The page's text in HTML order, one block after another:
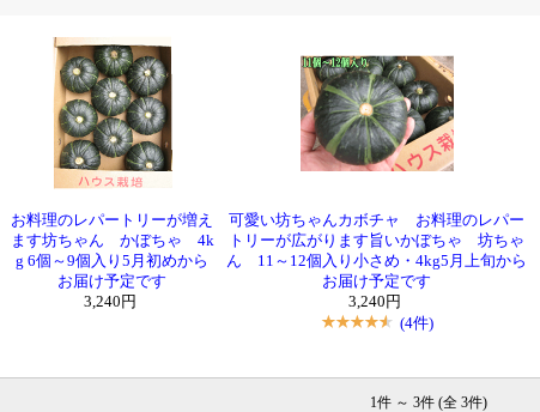
お料理のレパートリーが増え
ます坊ちゃん かぼちゃ 4k
g 6個～9個入り5月初めから
お届け予定です
3,240円
可愛い坊ちゃんカボチャ お料理のレパー
トリーが広がります旨いかぼちゃ 坊ちゃ
ん 11～12個入り小さめ・4kg5月上旬から
お届け予定です
3,240円
(4件)
1件 ～ 3件 (全 3件)